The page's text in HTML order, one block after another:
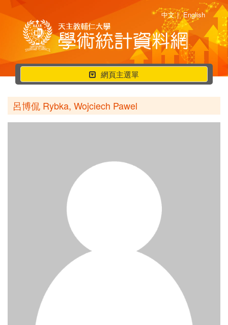
中文 | English
行
動
選
單
網頁主選單
呂博侃 Rybka, Wojciech Pawel